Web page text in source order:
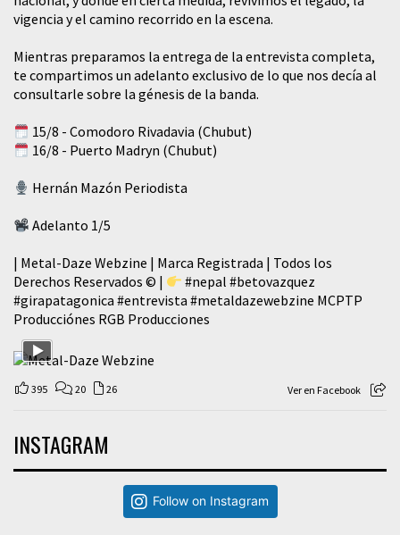
vigencia y el camino recorrido en la escena.
Mientras preparamos la entrega de la entrevista completa,
te compartimos un adelanto exclusivo de lo que nos decía al
consultarle sobre la génesis de la banda.
15/8 - Comodoro Rivadavia (Chubut)
16/8 - Puerto Madryn (Chubut)
Hernán Mazón Periodista
Adelanto 1/5
| Metal-Daze Webzine | Marca Registrada | Todos los
Derechos Reservados © |
#nepal #betovazquez
#girapatagonica #entrevista #metaldazewebzine MCPTP
Producciónes RGB Producciones
395 20 26 Ver en Facebook
INSTAGRAM
Follow on Instagram